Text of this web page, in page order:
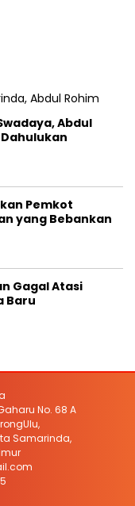
Abdul
Pemkot
yang Bebankan
Gagal Atasi
Baru
No. 68 A
Samarinda,